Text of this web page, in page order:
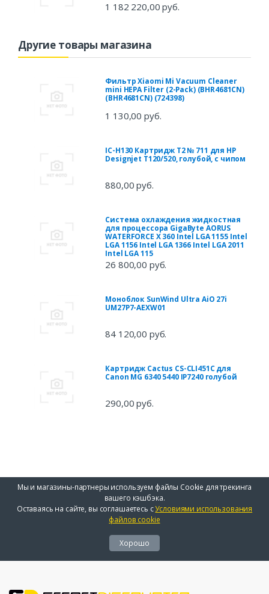
1 182 220,00 руб.
Другие товары магазина
Фильтр Xiaomi Mi Vacuum Cleaner
mini HEPA Filter (2-Pack) (BHR4681CN)
(BHR4681CN) (724398)
1 130,00 руб.
IC-H130 Картридж T2 № 711 для HP
Designjet T120/520, голубой, с чипом
880,00 руб.
Система охлаждения жидкостная
для процессора GigaByte AORUS
WATERFORCE X 360 Intel LGA 1155 Intel
LGA 1156 Intel LGA 1366 Intel LGA 2011
Intel LGA 115
26 800,00 руб.
Моноблок SunWind Ultra AiO 27i
UM27P7-AEXW01
84 120,00 руб.
Картридж Cactus CS-CLI451C для
Canon MG 6340 5440 IP7240 голубой
290,00 руб.
Мы и магазины-партнеры используем файлы Cookie для трекинга
вашего кэшбэка.
Оставаясь на сайте, вы соглашаетесь сУсловиями использования
файлов cookie
Хорошо